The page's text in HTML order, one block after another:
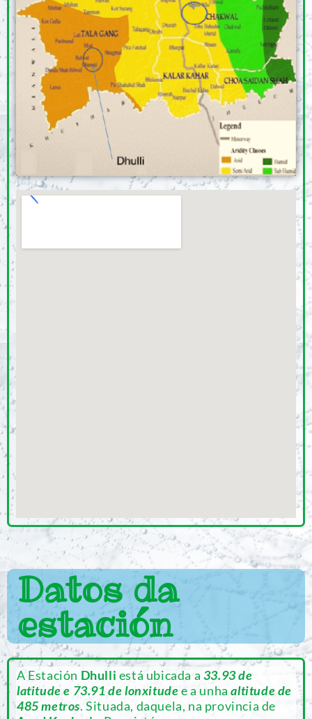
Datos da
estación
A Estación Dhulli está ubicada a 33.93de
latitude e 73.91 de lonxitudee a unhaaltitude de
485 metros. Situada, daquela, na provincia de